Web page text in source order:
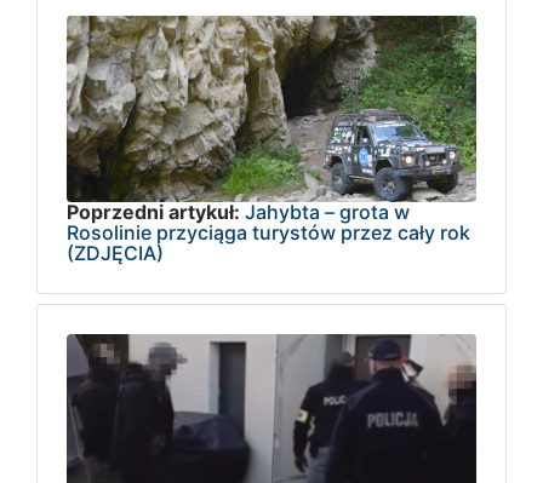
Poprzedni artykuł: Jahybta – grota w
Rosolinie przyciąga turystów przez cały rok
(ZDJĘCIA)